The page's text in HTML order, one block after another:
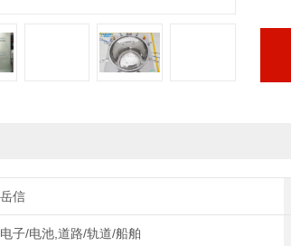
岳信
电子/电池,道路/轨道/船舶